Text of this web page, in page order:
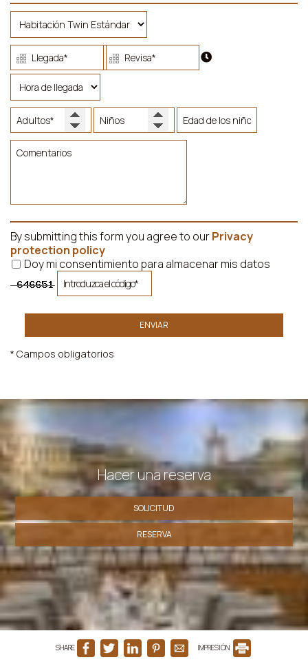
By submitting this form you agree to ourPrivacy
protection policy
Doy mi consentimiento para almacenar mis datos
ENVIAR
* Campos obligatorios
Hacer una reserva
SOLICITUD
RESERVA
SHARE IMPRESIÓN